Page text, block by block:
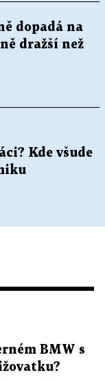
dopadá na
dražší než
Kde všude
BMW s